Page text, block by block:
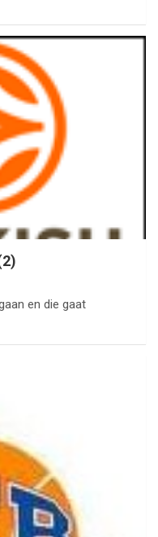
en die gaat